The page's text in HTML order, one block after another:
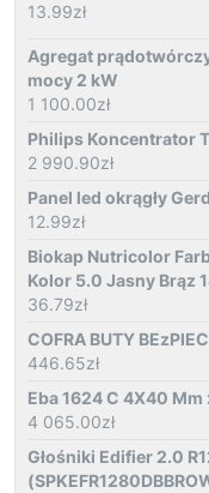
13.99zł
Agregat
mocy 2 kW
1 100.00zł
Philips Koncentrator
2 990.90zł
Panel led okrągły
12.99zł
Biokap Nutricolor
Kolor 5.0 Jasny Brąz
36.79zł
COFRA BUTY
446.65zł
Eba 1624 C 4X40
4 065.00zł
Głośniki Edifier 2.0